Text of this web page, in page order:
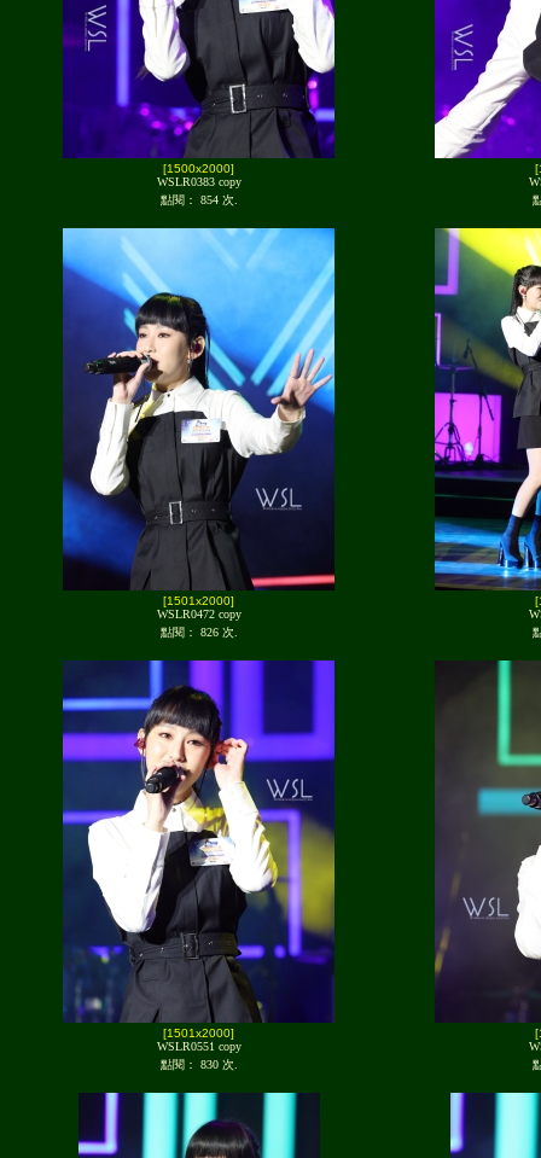
[1500x2000]
WSLR0383 copy
點閱： 854 次.
[1501x2000]
WSLR0472 copy
點閱： 826 次.
[1501x2000]
WSLR0551 copy
點閱： 830 次.